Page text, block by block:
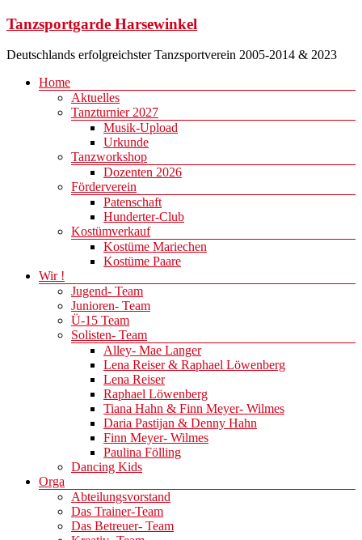
Zum
springen
Tanzsportgarde Harsewinkel
Deutschlands erfolgreichster Tanzsportverein 2005-2014 & 2023
Menü
Home
Aktuelles
Tanzturnier 2027
Musik-Upload
Urkunde
Tanzworkshop
Dozenten 2026
Förderverein
Patenschaft
Hunderter-Club
Kostümverkauf
Kostüme Mariechen
Kostüme Paare
Wir !
Jugend- Team
Junioren- Team
Ü-15 Team
Solisten- Team
Alley- Mae Langer
Lena Reiser & Raphael Löwenberg
Lena Reiser
Raphael Löwenberg
Tiana Hahn & Finn Meyer- Wilmes
Daria Pastijan & Denny Hahn
Finn Meyer- Wilmes
Paulina Fölling
Dancing Kids
Orga
Abteilungsvorstand
Das Trainer-Team
Das Betreuer- Team